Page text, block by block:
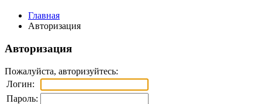
Главная
Авторизация
Авторизация
Пожалуйста, авторизуйтесь:
Логин:
Пароль: